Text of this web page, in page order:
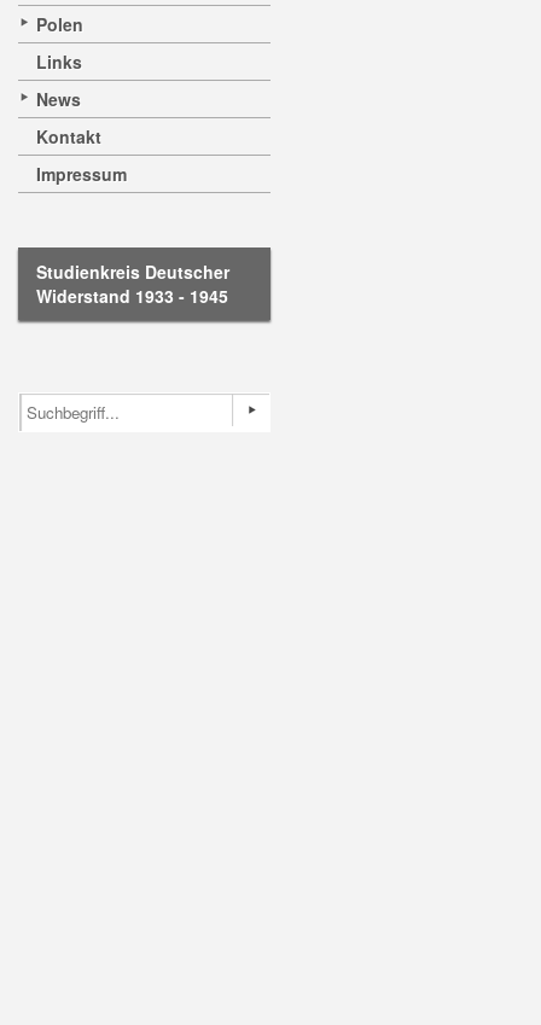
Polen
Links
News
Kontakt
Impressum
Studienkreis Deutscher
Widerstand 1933 - 1945